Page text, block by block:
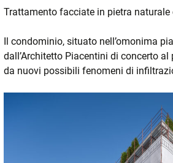
RIFACIMENTO
INCENTIVI
MESSA IN
SISMICA
Trattamento facciate in pietra
Il condominio, situato nell’omonima
dall’Architetto Piacentini di concerto
da nuovi possibili fenomeni di